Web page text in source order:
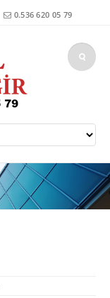
0.536 620 05 79